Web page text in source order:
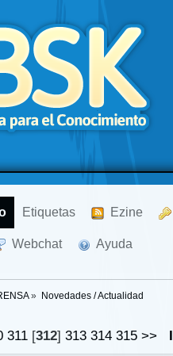
Etiquetas Ezine
Webchat Ayuda
» Novedades / Actualidad
311 [312]313 314 315 >>